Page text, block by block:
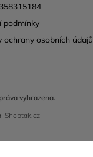
podmínky
ochrany osobních údajů
vyhrazena.
Shoptak.cz